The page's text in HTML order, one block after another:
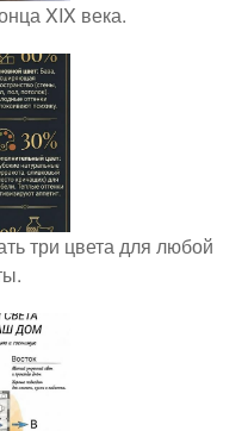
XIX века.
три цвета для любой